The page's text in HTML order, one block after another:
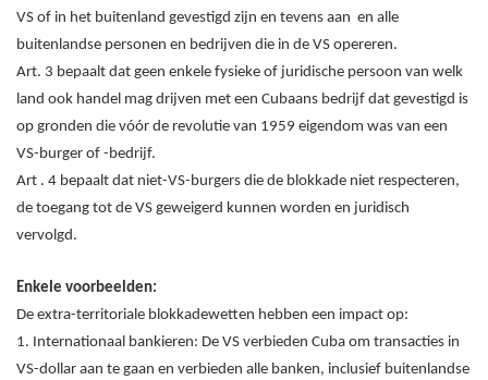
VS of in het buitenland gevestigd zijn en tevens aan en alle
buitenlandse personen en bedrijven die in de VS opereren.
Art. 3 bepaalt dat geen enkele fysieke of juridische persoon van welk
land ook handel mag drijven met een Cubaans bedrijf dat gevestigd is
op gronden die vóór de revolutie van 1959 eigendom was van een
VS-burger of -bedrijf.
Art . 4 bepaalt dat niet-VS-burgers die de blokkade niet respecteren,
de toegang tot de VS geweigerd kunnen worden en juridisch
vervolgd.
Enkele voorbeelden:
De extra-territoriale blokkadewetten hebben een impact op:
1. Internationaal bankieren: De VS verbieden Cuba om transacties in
VS-dollar aan te gaan en verbieden alle banken, inclusief buitenlandse